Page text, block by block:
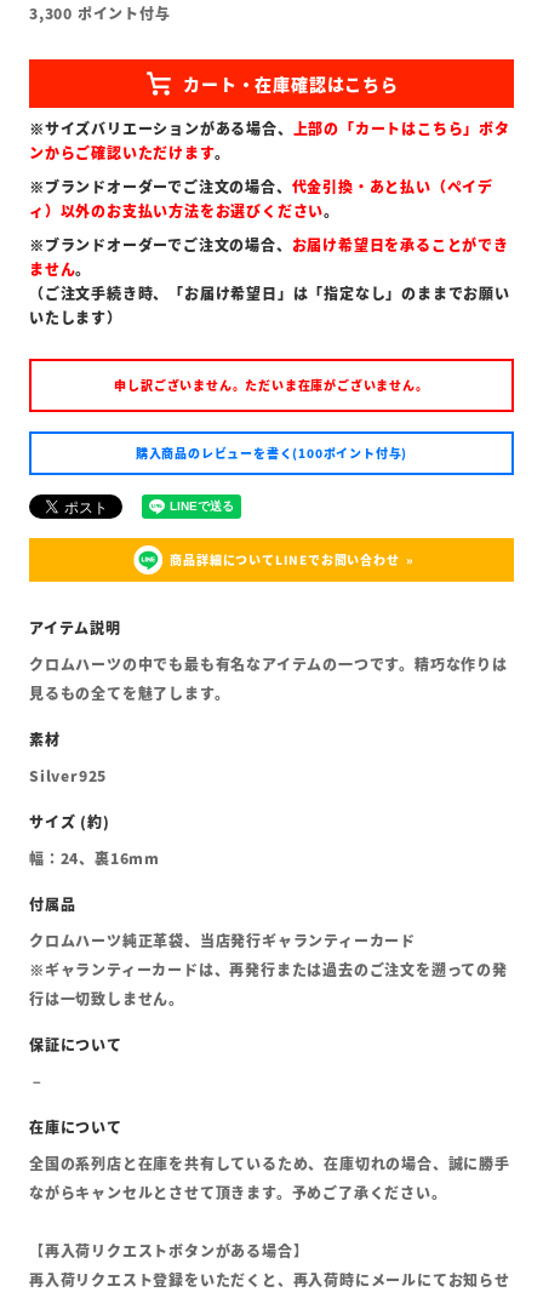
3,300 ポイント付与
※サイズバリエーションがある場合、 上部の「カートはこちら」ボタ
ンからご確認いただけます。
※ブランドオーダーでご注文の場合、 代金引換・あと払い（ペイデ
ィ）以外のお支払い方法をお選びください。
※ブランドオーダーでご注文の場合、 お届け希望日を承ることができ
ません。
（ご注文手続き時、「お届け希望日」は「指定なし」のままでお願い
いたします）
申し訳ございません。ただいま在庫がございません。
購入商品のレビューを書く(100ポイント付与)
商品詳細についてLINEでお問い合わせ
クロムハーツの中でも最も有名なアイテムの一つです。精巧な作りは
見るもの全てを魅了します。
Silver925
幅：24、裏16mm
クロムハーツ純正革袋、当店発行ギャランティーカード
※ギャランティーカードは、再発行または過去のご注文を遡っての発
行は一切致しません。
全国の系列店と在庫を共有しているため、在庫切れの場合、誠に勝手
ながらキャンセルとさせて頂きます。予めご了承ください。
【再入荷リクエストボタンがある場合】
再入荷リクエスト登録をいただくと、再入荷時にメールにてお知らせ